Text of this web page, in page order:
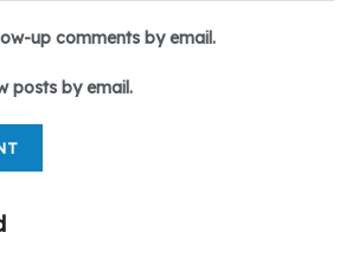
up comments by email.
posts by email.